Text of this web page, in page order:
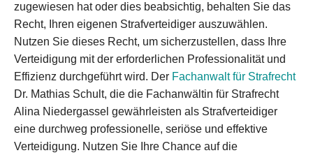
zugewiesen hat oder dies beabsichtig, behalten Sie das
Recht, Ihren eigenen Strafverteidiger auszuwählen.
Nutzen Sie dieses Recht, um sicherzustellen, dass Ihre
Verteidigung mit der erforderlichen Professionalität und
Effizienz durchgeführt wird. Der Fachanwalt für Strafrecht
Dr. Mathias Schult, die die Fachanwältin für Strafrecht
Alina Niedergassel gewährleisten als Strafverteidiger
eine durchweg professionelle, seriöse und effektive
Verteidigung. Nutzen Sie Ihre Chance auf die